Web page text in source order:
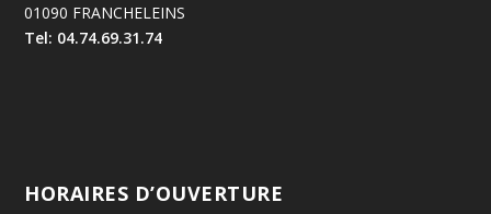
01090 FRANCHELEINS
Tel: 04.74.69.31.74
HORAIRES D’OUVERTURE